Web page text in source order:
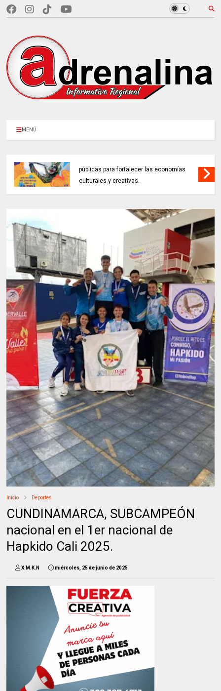
MENÚ
públicas para fortalecer las economías
culturales y creativas.
Inicio Deportes
CUNDINAMARCA, SUBCAMPEÓN
nacional en el 1er nacional de
Hapkido Cali 2025.
X.M.K.N miércoles, 25 de junio de 2025